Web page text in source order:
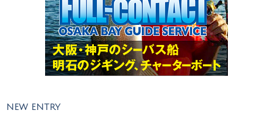
NEW ENTRY